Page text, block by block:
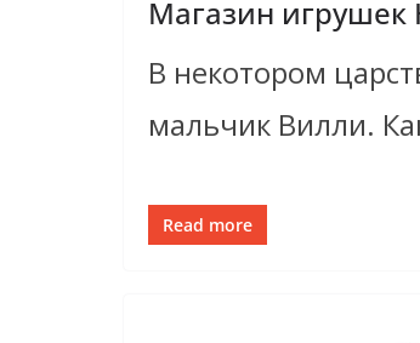
Магазин игрушек
В некотором
мальчик Вилли.
Read more